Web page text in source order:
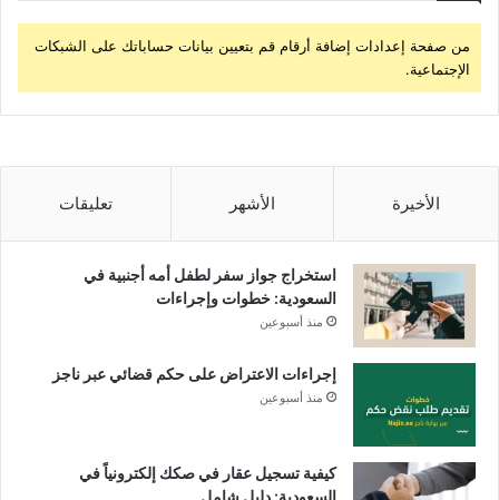
من صفحة إعدادات إضافة أرقام قم بتعيين بيانات حساباتك على الشبكات
الإجتماعية.
الأخيرة الأشهر تعليقات
استخراج جواز سفر لطفل أمه أجنبية في
السعودية: خطوات وإجراءات
منذ أسبوعين
إجراءات الاعتراض على حكم قضائي عبر ناجز
منذ أسبوعين
كيفية تسجيل عقار في صكك إلكترونياً في
السعودية: دليل شامل